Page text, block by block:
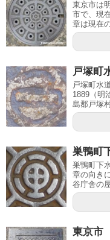
東京市は
市で、現
章は現在
戸塚町
戸塚町水
1889（明
島郡戸塚
巣鴨町
巣鴨町下
章の向き
谷庁舎の
東京市